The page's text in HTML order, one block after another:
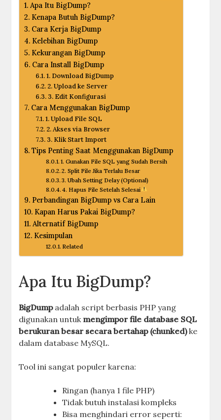
Apa Itu BigDump?
Kenapa Butuh BigDump?
Cara Kerja BigDump
Kelebihan BigDump
Kekurangan BigDump
Cara Install BigDump
1. Download BigDump
2. Upload ke Server
3. Edit Konfigurasi
Cara Menggunakan BigDump
1. Upload File SQL
2. Akses via Browser
3. Klik Start Import
Tips Penting Saat Menggunakan BigDump
1. Gunakan File SQL yang Sudah Bersih
2. Split File Jika Terlalu Besar
3. Ubah Setting Delay (Optional)
4. Hapus File Setelah Selesai
Perbandingan BigDump vs Cara Lain
Kapan Harus Pakai BigDump?
Alternatif BigDump
Kesimpulan
Related
Apa Itu BigDump?
BigDumpadalah script berbasis PHP yang
digunakan untuk mengimpor file database SQL
berukuran besar secara bertahap (chunked)ke
dalam database MySQL.
Tool ini sangat populer karena:
Ringan (hanya 1 file PHP)
Tidak butuh instalasi kompleks
Bisa menghindari error seperti: